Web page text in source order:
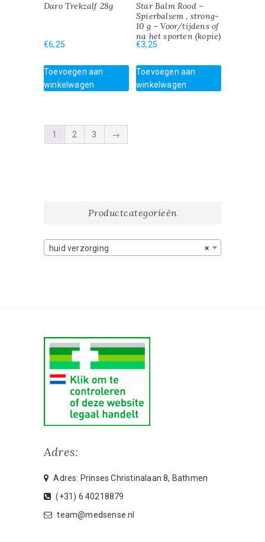
Daro Trekzalf 28g
€6,25
Toevoegen aan
winkelwagen
Star Balm Rood –
Spierbalsem , strong-
10 g – Voor/tijdens of
na het sporten (kopie)
€3,25
Toevoegen aan
winkelwagen
1 2 3 →
Productcategorieën
×
huid verzorging
Adres:
Adres: Prinses Christinalaan 8, Bathmen
(+31) 6 40218879
team@medsense.nl